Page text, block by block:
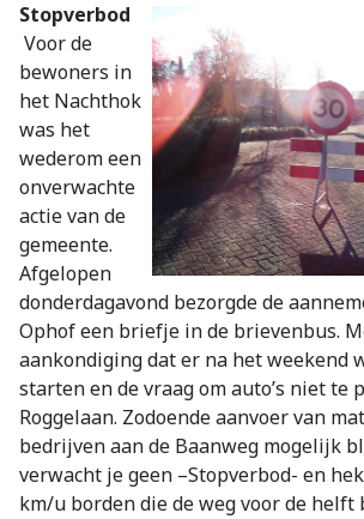
Stopverbod
Voor de
bewoners in
het Nachthok
was het
wederom een
onverwachte
actie van de
gemeente.
Afgelopen
donderdagavond bezorgde de
Ophof een briefje in de brievenbus.
aankondiging dat er na het weekend
starten en de vraag om auto’s niet te
Roggelaan. Zodoende aanvoer van
bedrijven aan de Baanweg mogelijk
verwacht je geen –Stopverbod- en
km/u borden die de weg voor de helft